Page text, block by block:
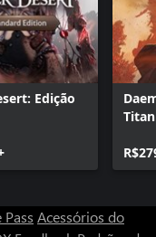
Edição
Pass Acessórios do